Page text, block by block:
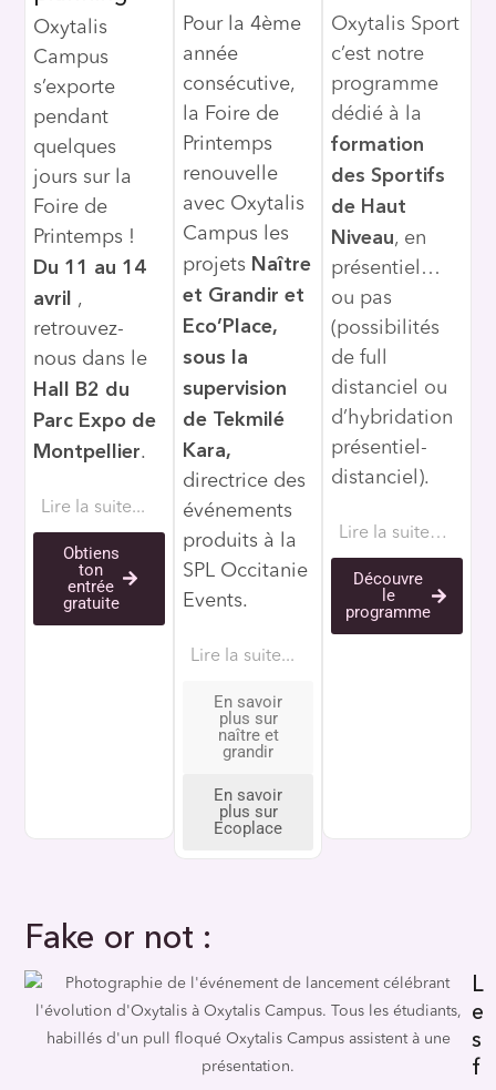
Oxytalis
Campus
s’exporte
pendant
quelques
jours sur la
Foire de
Printemps !
Du 11 au 14
avril ,
retrouvez-
nous dans le
Hall B2 du
Parc Expo de
Montpellier.
Lire la suite...
Obtiens
ton
entrée
gratuite
Pour la 4ème
année
consécutive,
la Foire de
Printemps
renouvelle
avec Oxytalis
Campus les
projets Naître
et Grandir et
Eco’Place,
sous la
supervision
de Tekmilé
Kara,
directrice des
événements
produits à la
SPL Occitanie
Events.
Lire la suite...
En savoir
plus sur
naître et
grandir
En savoir
plus sur
Ecoplace
Oxytalis Sport
c’est notre
programme
dédié à la
formation
des Sportifs
de Haut
Niveau, en
présentiel…
ou pas
(possibilités
de full
distanciel ou
d’hybridation
présentiel-
distanciel).
Lire la suite…
Découvre
le
programme
Fake or not :
L
e
s
f